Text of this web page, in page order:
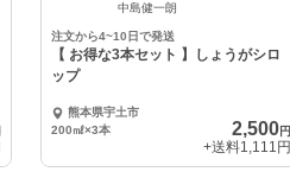
中島健一朗
注文から4~10日で発送
【 お得な3本セット 】しょうがシロ
ップ
熊本県宇土市
200㎖×3本
2,500円
+送料1,111円